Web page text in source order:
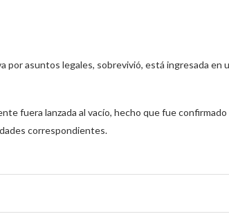
por asuntos legales, sobrevivió, está ingresada en
fuera lanzada al vacío, hecho que fue
correspondientes.